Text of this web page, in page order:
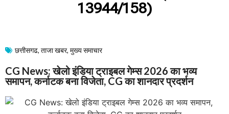
13944/158)
छत्तीसगढ, ताजा खबर, मुख्य समाचार​
CG News: खेलो इंडिया ट्राइबल गेम्स 2026 का भव्य
समापन, कर्नाटक बना विजेता, CG का शानदार प्रदर्शन